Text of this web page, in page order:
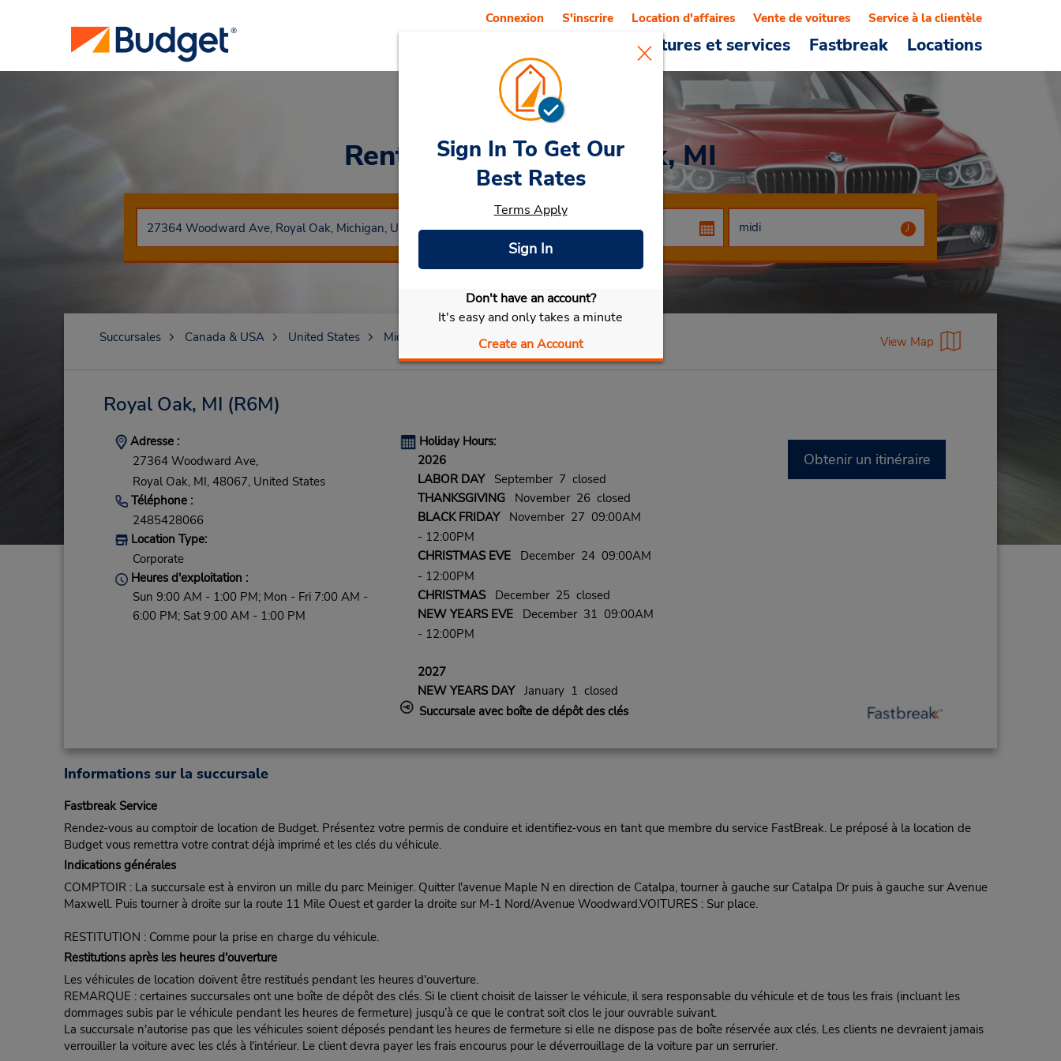
Voitures et services Fastbreak Locations
Connexion S'inscrire Location d'affaires Vente de voitures Service à la clientèle
Rent a Carat Royal Oak, MI
Sélectionner ma voiture
Sign In To Get Our
Best Rates
Terms Apply
Sign In
Don't have an account?
It's easy and only takes a minute
Create an Account
Succursales Canada & USA United States Michigan Royal Oak Royal Oak, MI View Map
Royal Oak, MI (R6M)
Adresse :
27364 Woodward Ave,
Royal Oak, MI, 48067, United States
Téléphone :
2485428066
Location Type:
Corporate
Heures d'exploitation :
Sun 9:00 AM - 1:00 PM; Mon - Fri 7:00 AM -
6:00 PM; Sat 9:00 AM - 1:00 PM
Holiday Hours:
2026
LABOR DAYSeptember 7 closed
THANKSGIVINGNovember 26 closed
BLACK FRIDAYNovember 27 09:00AM
- 12:00PM
CHRISTMAS EVEDecember 24 09:00AM
- 12:00PM
CHRISTMASDecember 25 closed
NEW YEARS EVEDecember 31 09:00AM
- 12:00PM
2027
NEW YEARS DAYJanuary 1 closed
Succursale avec boîte de dépôt des clés
Obtenir un itinéraire
Informations sur la succursale
Fastbreak Service
Rendez-vous au comptoir de location de Budget. Présentez votre permis de conduire et identifiez-vous en tant que membre du service FastBreak. Le préposé à la location de
Budget vous remettra votre contrat déjà imprimé et les clés du véhicule.
Indications générales
COMPTOIR : La succursale est à environ un mille du parc Meiniger. Quitter l'avenue Maple N en direction de Catalpa, tourner à gauche sur Catalpa Dr puis à gauche sur Avenue
Maxwell. Puis tourner à droite sur la route 11 Mile Ouest et garder la droite sur M-1 Nord/Avenue Woodward.VOITURES : Sur place.
RESTITUTION : Comme pour la prise en charge du véhicule.
Restitutions après les heures d'ouverture
Les véhicules de location doivent être restitués pendant les heures d'ouverture.
REMARQUE : certaines succursales ont une boîte de dépôt des clés. Si le client choisit de laisser le véhicule, il sera responsable du véhicule et de tous les frais (incluant les
dommages subis par le véhicule pendant les heures de fermeture) jusqu’à ce que le contrat soit clos le jour ouvrable suivant.
La succursale n'autorise pas que les véhicules soient déposés pendant les heures de fermeture si elle ne dispose pas de boîte réservée aux clés. Les clients ne devraient jamais
verrouiller la voiture avec les clés à l'intérieur. Le client devra payer les frais encourus pour le déverrouillage de la voiture par un serrurier.